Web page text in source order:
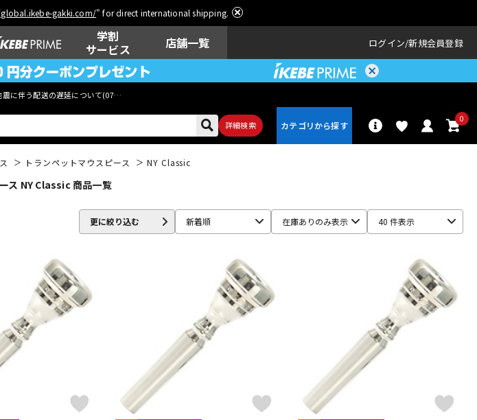
gakki.com/" for direct international shipping.
学割
サービス
店舗一覧 ログイン 新規会員登録
震に伴う配送の遅延について(07月29日
詳細検索
0
ウクレレ
その他楽器 アンプ エフェクター
レコーディン 配信/ライブ
機器
楽器アクセサ
トランペットマウスピース NY Classic
ス NY Classic 商品一覧
更に絞り込む 新着順 在庫ありのみ表示 40 件表示